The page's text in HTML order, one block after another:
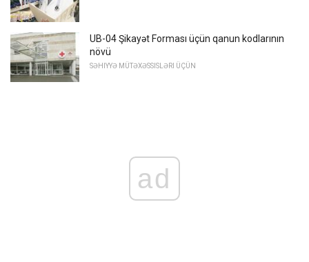
UB-04 Şikayət Forması üçün qanun kodlarının
növü
SƏHIYYƏ MÜTƏXƏSSISLƏRI ÜÇÜN
ad